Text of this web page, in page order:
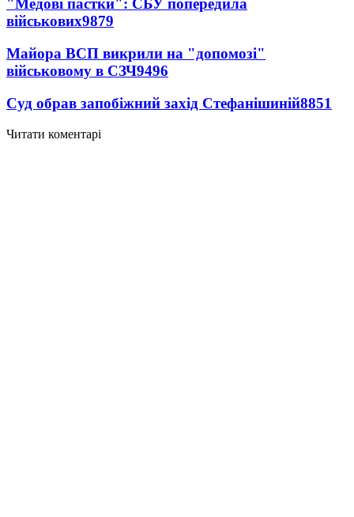
"Медові пастки": СБУ попередила
військових9879
Майора ВСП викрили на "допомозі"
військовому в СЗЧ9496
Суд обрав запобіжний захід Стефанішиній8851
Читати коментарі